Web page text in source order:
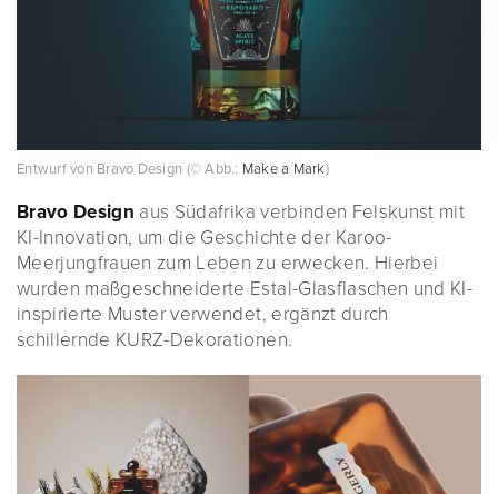
Entwurf von Bravo Design (© Abb.: Make a Mark)
Bravo Design aus Südafrika verbinden Felskunst mit
KI-Innovation, um die Geschichte der Karoo-
Meerjungfrauen zum Leben zu erwecken. Hierbei
wurden maßgeschneiderte Estal-Glasflaschen und KI-
inspirierte Muster verwendet, ergänzt durch
schillernde KURZ-Dekorationen.